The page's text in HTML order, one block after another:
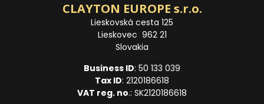
CLAYTON EUROPE s.r.o.
Lieskovská cesta 125
Lieskovec 962 21
Slovakia
Business ID: 50 133 039
Tax ID: 2120186618
VAT reg. no.: SK2120186618